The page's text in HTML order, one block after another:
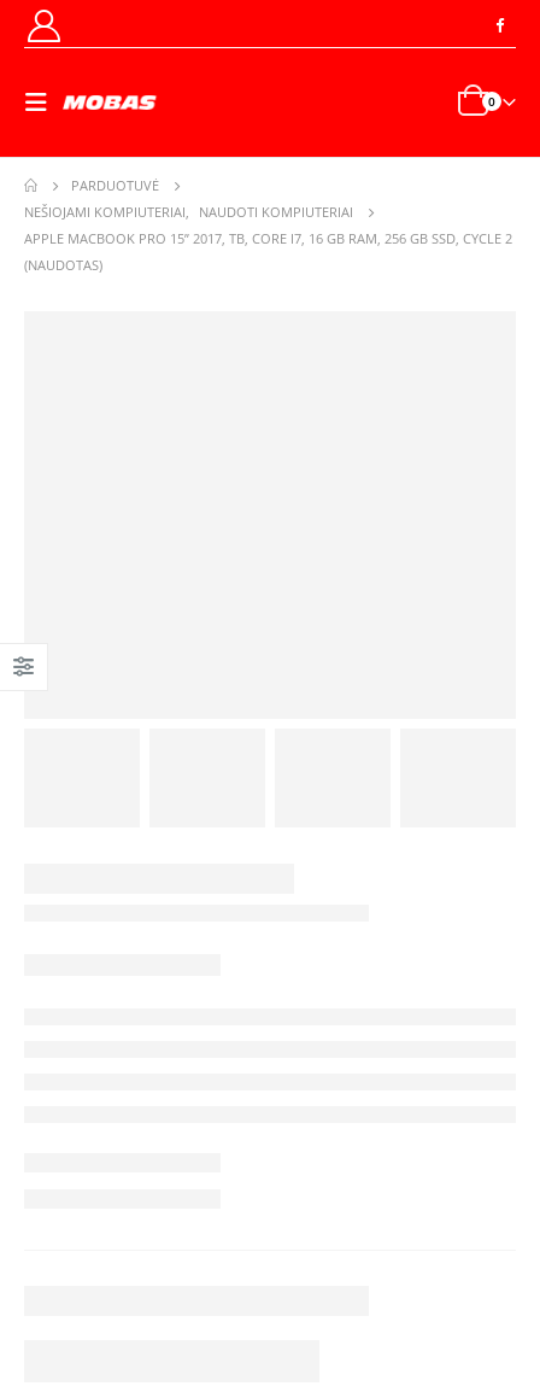
0
PARDUOTUVĖ
NEŠIOJAMI KOMPIUTERIAI,
NAUDOTI KOMPIUTERIAI
APPLE MACBOOK PRO 15” 2017, TB, CORE I7, 16 GB RAM, 256 GB SSD, CYCLE 2
(NAUDOTAS)